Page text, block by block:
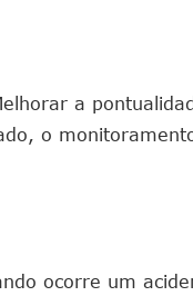
a
o
ocorre um